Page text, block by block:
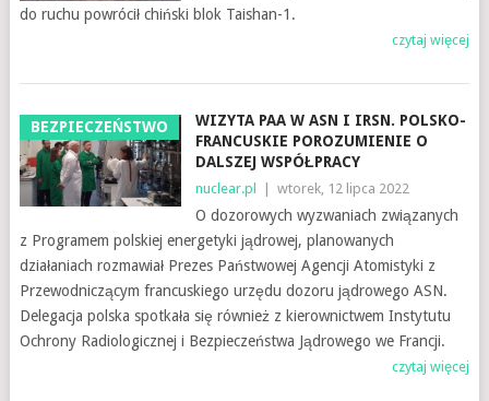
do ruchu powrócił chiński blok Taishan-1.
czytaj więcej
BEZPIECZEŃSTWO
WIZYTA PAA W ASN I IRSN. POLSKO-
FRANCUSKIE POROZUMIENIE O
DALSZEJ WSPÓŁPRACY
nuclear.pl wtorek, 12 lipca 2022
O dozorowych wyzwaniach związanych
z Programem polskiej energetyki jądrowej, planowanych
działaniach rozmawiał Prezes Państwowej Agencji Atomistyki z
Przewodniczącym francuskiego urzędu dozoru jądrowego ASN.
Delegacja polska spotkała się również z kierownictwem Instytutu
Ochrony Radiologicznej i Bezpieczeństwa Jądrowego we Francji.
czytaj więcej